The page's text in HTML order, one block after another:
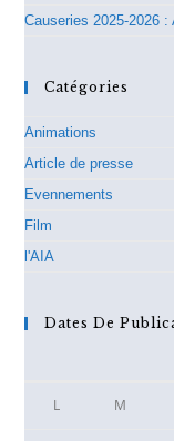
Causeries 2025-2026
Catégories
Animations
Article de presse
Evennements
Film
l'AIA
Dates De
L M